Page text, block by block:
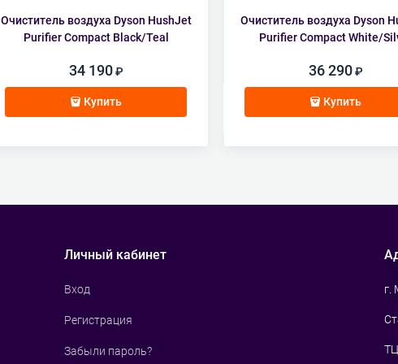
Очиститель воздуха Dyson HushJet
Purifier Compact Black/Teal
34 190
Купить
Очиститель воздуха Dyson
Purifier Compact White/
36 290
Купить
Личный кабинет
Вход
Регистрация
Забыли пароль?
г.